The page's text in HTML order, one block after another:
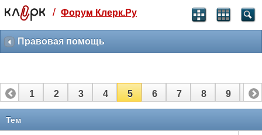
Святые угодники, Клерк без рекламы
прекрасен:)
3 месяца
259
-10%
полгода
499 ₽
/ Форум Клерк.Ру
Правовая помощь
1 2 3 4 5 6 7 8 9 10
Тем